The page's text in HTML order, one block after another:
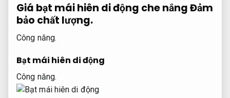
Giá bạt mái hiên di động che nắngĐảm
bảo chất lượng.
Công năng.
Bạt mái hiên di động
Công năng.